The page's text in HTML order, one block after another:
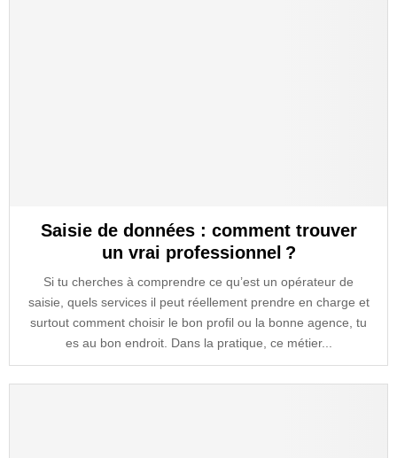
Saisie de données : comment trouver
un vrai professionnel ?
Si tu cherches à comprendre ce qu’est un opérateur de
saisie, quels services il peut réellement prendre en charge et
surtout comment choisir le bon profil ou la bonne agence, tu
es au bon endroit. Dans la pratique, ce métier...